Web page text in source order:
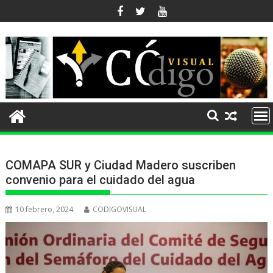
al
contenido
COMAPA SUR y Ciudad Madero suscriben
convenio para el cuidado del agua
10 febrero, 2024 CODIGOVISUAL